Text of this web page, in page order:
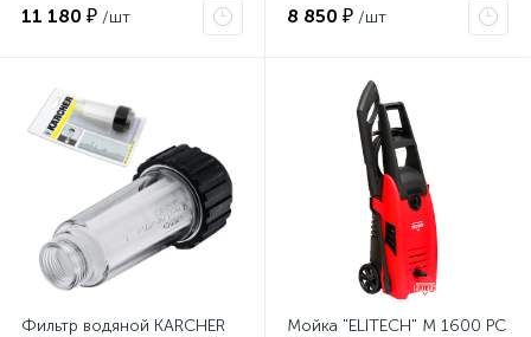
11 180 ₽ /шт 8 850 ₽ /шт
Фильтр водяной KARCHER
Мойка "ELITECH" М 1600 РС